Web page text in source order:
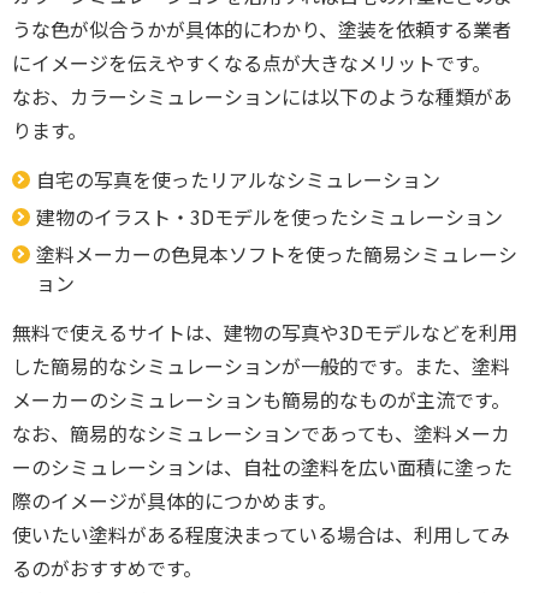
うな色が似合うかが具体的にわかり、塗装を依頼する業者
にイメージを伝えやすくなる点が大きなメリットです。
なお、カラーシミュレーションには以下のような種類があ
ります。
自宅の写真を使ったリアルなシミュレーション
建物のイラスト・3Dモデルを使ったシミュレーション
塗料メーカーの色見本ソフトを使った簡易シミュレーシ
ョン
無料で使えるサイトは、建物の写真や3Dモデルなどを利用
した簡易的なシミュレーションが一般的です。また、塗料
メーカーのシミュレーションも簡易的なものが主流です。
なお、簡易的なシミュレーションであっても、塗料メーカ
ーのシミュレーションは、自社の塗料を広い面積に塗った
際のイメージが具体的につかめます。
使いたい塗料がある程度決まっている場合は、利用してみ
るのがおすすめです。